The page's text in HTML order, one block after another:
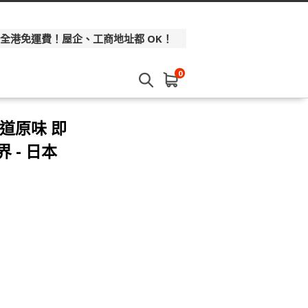
港免運費！屋企、工商地址都 OK！
0
原味 即
- 日本